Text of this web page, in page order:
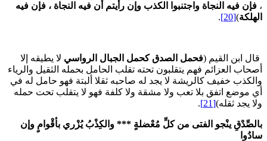
فإن فيه النجاة واجتنبوا الكذب وإن رأيتم أن فيه النجاة ، فإن فيه
)
[20]
.
ابن القيم (فحمل الصدق كحمل الجبال الرواسيلا يطيقه إلا
العزائم فهم يتقلبون تحته تقلب الحامل بحمله الثقيل والرياء
خفيف كالريشة لا يجد له صاحبه ثقلا ألبتة فهو حامل له في
موضع اتفق بلا تعب ولا مشقة ولا كلفة فهو لا يتقلب تحت حمله
يجد ثقله)[21]
.
ينْجو الفتى من كلِّ مُعْضلةٍ***والكِذْبُ يُزْري بأقْوامٍ وإن